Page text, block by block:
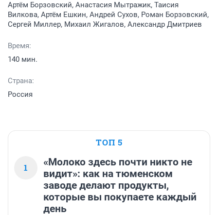
Артём Борзовский, Анастасия Мытражик, Таисия
Вилкова, Артём Ешкин, Андрей Сухов, Роман Борзовский,
Сергей Миллер, Михаил Жигалов, Александр Дмитриев
Время:
140 мин.
Страна:
Россия
ТОП 5
1
«Молоко здесь почти никто не
видит»: как на тюменском
заводе делают продукты,
которые вы покупаете каждый
день